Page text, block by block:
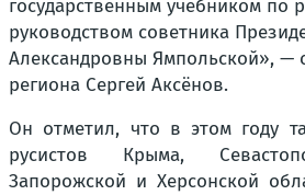
государственным учебником по
руководством советника
Александровны Ямпольской», —
региона Сергей Аксёнов.
Он отметил, что в этом году
русистов Крыма,
Запорожской и Херсонской